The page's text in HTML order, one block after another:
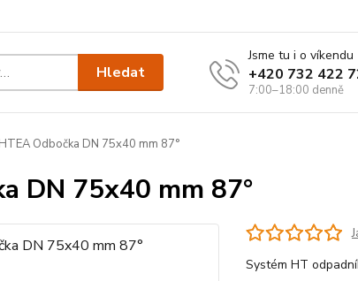
Hledat
Jsme tu i o víkendu
+420 732 422
7:00–18:00 denně
HTEA Odbočka DN 75x40 mm 87°
DN 75x40 mm 87°
Systém HT